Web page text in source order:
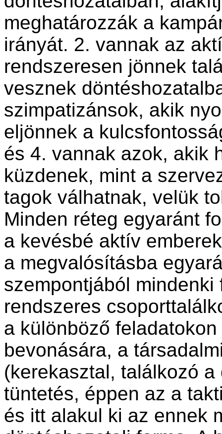
meghatározzák a
irányát. 2. vannak az
rendszeresen jönnek
vesznek
szimpatizánsok, akik
eljönnek a
és 4. vannak azok, akik
küzdenek, mint a
tagok válhatnak, velük
Minden réteg egyaránt
a kevésbé aktív
a megvalósításba
szempontjából
rendszeres
a különböző
bevonására, a
(kerekasztal, találkozó
tüntetés, éppen az a
és itt alakul ki az ennek